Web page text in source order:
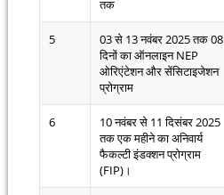
तक
5
03 से 13 नवंबर 2025 तक 08
दिनों का ऑनलाइन NEP
ओरिएंटेशन और सेंसिटाइजेशन
प्रोग्राम
6
10 नवंबर से 11 दिसंबर 2025
तक एक महीने का अनिवार्य
फैकल्टी इंडक्शन प्रोग्राम
(FIP)।